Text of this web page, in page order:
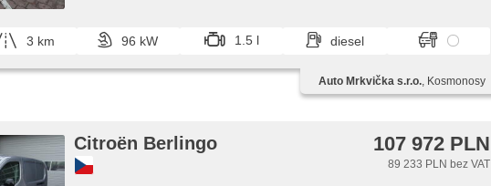
szyby, el. lusterka, immobilizer, zamykanie centralne - zdalne,
lampy ostrzegawcze, USB, přední pohon, napęd 4x2, chowane
zagłówki, gwarancja, digitální přístrojová deska, boční posuvné dveře
3 km 96 kW 1.5 l diesel
Auto Mrkvička s.r.o., Kosmonosy
Citroën Berlingo 107 972 PLN
89 233 PLN bez VAT